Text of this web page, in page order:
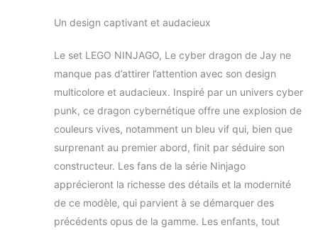
figurines
jeu Prime Empire :
Digi Jay, Nya, le
principal
méchant d'Unagami
et ses hommes de
main Richie et
Hausner Les 2
ninjas peuvent
cockpit de cet
impressionnant
Un design captivant et audacieux
Le set LEGO NINJAGO, Le cyber dragon de Jay ne
manque pas d’attirer l’attention avec son design
multicolore et audacieux. Inspiré par un univers cyber
punk, ce dragon cybernétique offre une explosion de
couleurs vives, notamment un bleu vif qui, bien que
surprenant au premier abord, finit par séduire son
constructeur. Les fans de la série Ninjago
apprécieront la richesse des détails et la modernité
de ce modèle, qui parvient à se démarquer des
précédents opus de la gamme. Les enfants, tout